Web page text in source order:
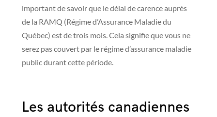
important de savoir que le délai de carence auprès
de la RAMQ (Régime d’Assurance Maladie du
Québec) est de trois mois. Cela signifie que vous ne
serez pas couvert par le régime d’assurance maladie
public durant cette période.
Les autorités canadiennes